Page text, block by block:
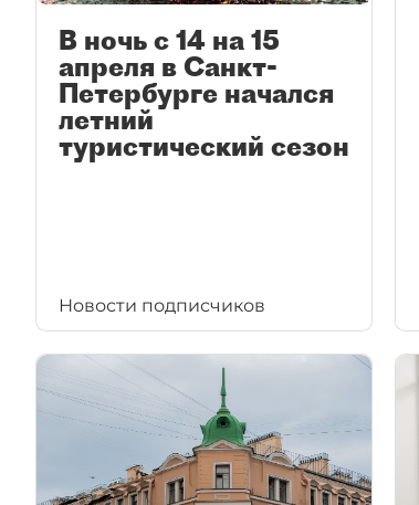
В ночь с 14 на 15
апреля в Санкт-
Петербурге начался
летний
туристический сезон
Новости подписчиков